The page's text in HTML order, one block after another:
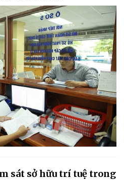
sát sở hữu trí tuệ trong